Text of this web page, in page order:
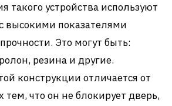
такого устройства используют
высокими показателями
Это могут быть:
резина и другие.
конструкции отличается от
что он не блокирует дверь,